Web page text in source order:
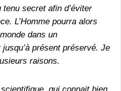
tenu secret afin d’éviter
L’Homme pourra alors
dans un
présent préservé. Je
raisons.
qui connait bien